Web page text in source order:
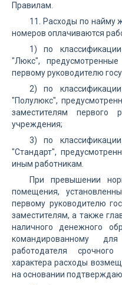
Правилам.
11. Расходы по найму
номеров оплачиваются
1) по
"Люкс",
первому руководителю
2) по
"Полулюкс",
заместителям первого
учреждения;
3) по
"Стандарт",
иным работникам.
При превышении
помещения,
первому руководителю
заместителям, а также
наличного денежного
командированному
работодателя
характера расходы
на основании